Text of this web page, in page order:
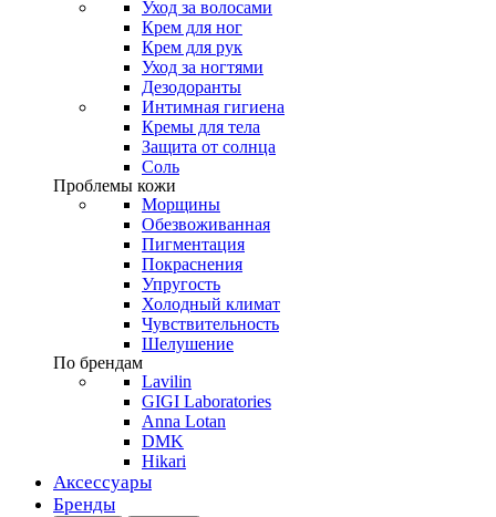
Уход за волосами
Крем для ног
Крем для рук
Уход за ногтями
Дезодоранты
Интимная гигиена
Кремы для тела
Защита от солнца
Соль
Проблемы кожи
Морщины
Обезвоживанная
Пигментация
Покраснения
Упругость
Холодный климат
Чувствительность
Шелушение
По брендам
Lavilin
GIGI Laboratories
Anna Lotan
DMK
Hikari
Аксессуары
Бренды